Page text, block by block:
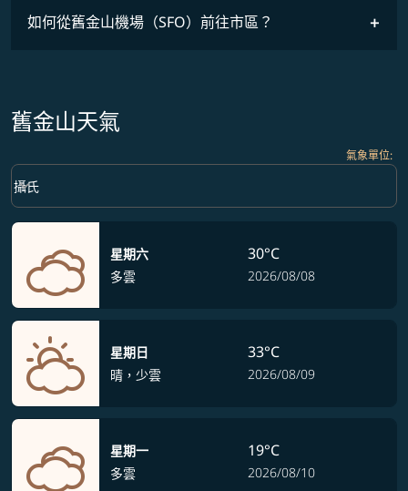
如何從舊金山機場（SFO）前往市區？
舊金山天氣
氣象單位:
Weather unit option 攝氏 Selected
攝氏
keyboard_arrow_down
星期六
多雲
30°C
2026/08/08
星期日
晴，少雲
33°C
2026/08/09
星期一
多雲
19°C
2026/08/10